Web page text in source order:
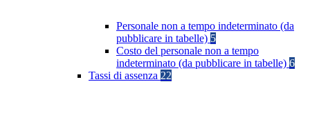
Personale non a tempo indeterminato (da
pubblicare in tabelle) 5
Costo del personale non a tempo
indeterminato (da pubblicare in tabelle) 6
Tassi di assenza 22